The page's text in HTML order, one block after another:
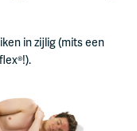
in zijlig (mits een